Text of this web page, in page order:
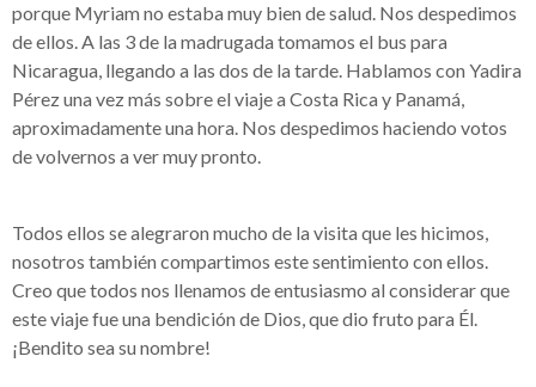
porque Myriam no estaba muy bien de salud. Nos despedimos
de ellos. A las 3 de la madrugada tomamos el bus para
Nicaragua, llegando a las dos de la tarde. Hablamos con Yadira
Pérez una vez más sobre el viaje a Costa Rica y Panamá,
aproximadamente una hora. Nos despedimos haciendo votos
de volvernos a ver muy pronto.
Todos ellos se alegraron mucho de la visita que les hicimos,
nosotros también compartimos este sentimiento con ellos.
Creo que todos nos llenamos de entusiasmo al considerar que
este viaje fue una bendición de Dios, que dio fruto para Él.
¡Bendito sea su nombre!